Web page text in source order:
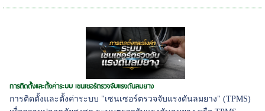
การติดตั้งและตั้งค่าระบบ เซนเซอร์ตรวจจับแรงดันลมยาง
การติดตั้งและตั้งค่าระบบ "เซนเซอร์ตรวจจับแรงดันลมยาง" (TPMS)